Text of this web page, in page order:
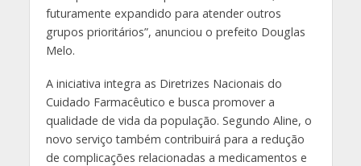
futuramente expandido para atender outros
grupos prioritários”, anunciou o prefeito Douglas
Melo.
A iniciativa integra as Diretrizes Nacionais do
Cuidado Farmacêutico e busca promover a
qualidade de vida da população. Segundo Aline, o
novo serviço também contribuirá para a redução
de complicações relacionadas a medicamentos e